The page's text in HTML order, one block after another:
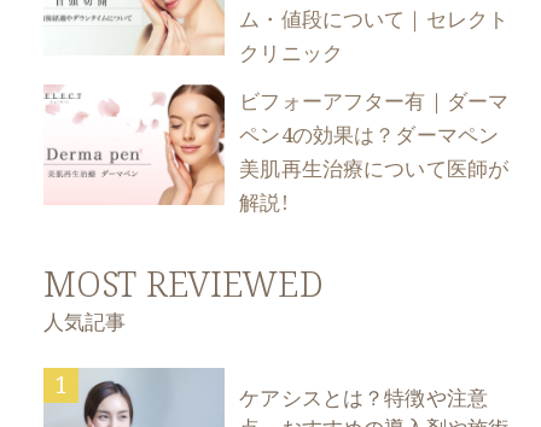
ム・値段について｜セレクト
クリニック
ビフォーアフター有｜ダーマ
ペン4の効果は？ダーマペン
美肌再生治療について医師が
解説!
MOST REVIEWED
人気記事
1
ケアシスとは？特徴や注意